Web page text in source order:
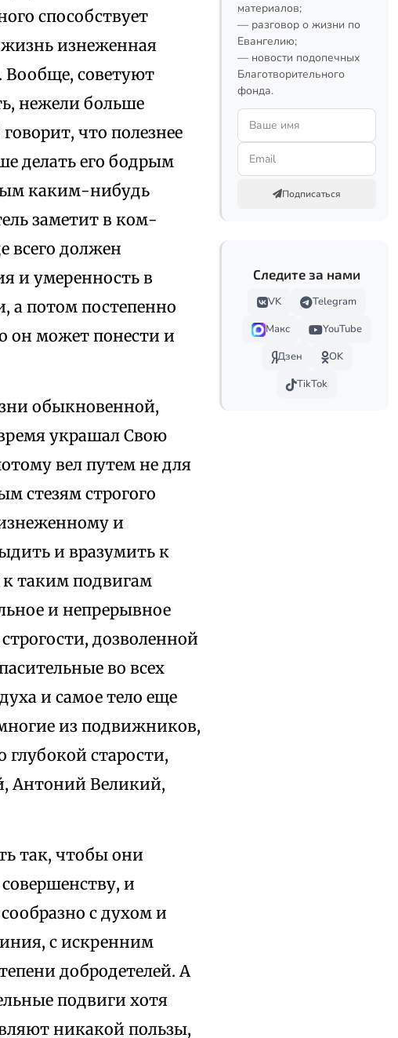
способствует
изнеженная
Вообще, советуют
нежели больше
что полезнее
делать его бодрым
каким-нибудь
заметит в ком-
всего должен
и умеренность в
а потом постепенно
он может понести и
обыкновенной,
украшал Свою
вел путем не для
стезям строгого
и
и вразумить к
таким подвигам
и непрерывное
дозволенной
во всех
и самое тело еще
из подвижников,
старости,
Антоний Великий,
так, чтобы они
и
с духом и
с искренним
добродетелей. А
подвиги хотя
никакой пользы,
материалов;
— разговор о жизни по
Евангелию;
— новости подопечных
Благотворительного
фонда.
Подписаться
Следите за нами
VK
Telegram
Макс
YouTube
Дзен
OK
TikTok